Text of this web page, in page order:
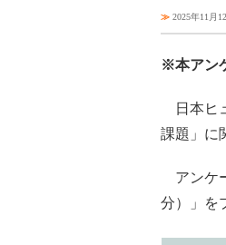
≫ 2025年11月
※本アン
日本ヒ
課題」に
アンケ
分）」を